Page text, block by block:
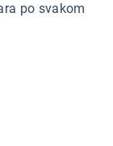
po svakom